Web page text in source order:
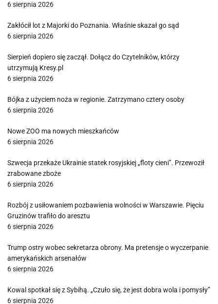
6 sierpnia 2026
Zakłócił lot z Majorki do Poznania. Właśnie skazał go sąd
6 sierpnia 2026
Sierpień dopiero się zaczął. Dołącz do Czytelników, którzy
utrzymują Kresy.pl
6 sierpnia 2026
Bójka z użyciem noża w regionie. Zatrzymano cztery osoby
6 sierpnia 2026
Nowe ZOO ma nowych mieszkańców
6 sierpnia 2026
Szwecja przekaże Ukrainie statek rosyjskiej „floty cieni”. Przewoził
zrabowane zboże
6 sierpnia 2026
Rozbój z usiłowaniem pozbawienia wolności w Warszawie. Pięciu
Gruzinów trafiło do aresztu
6 sierpnia 2026
Trump ostry wobec sekretarza obrony. Ma pretensje o wyczerpanie
amerykańskich arsenałów
6 sierpnia 2026
Kowal spotkał się z Sybihą. „Czuło się, że jest dobra wola i pomysły”
6 sierpnia 2026